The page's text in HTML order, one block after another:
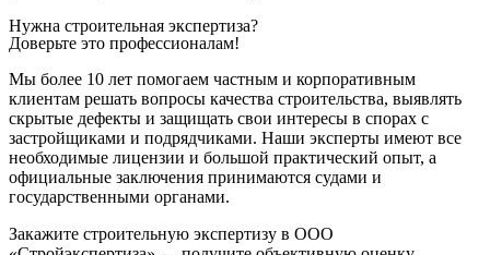
Нужна строительная экспертиза?
Доверьте это профессионалам!
Мы более 10 лет помогаем частным и корпоративным
клиентам решать вопросы качества строительства, выявлять
скрытые дефекты и защищать свои интересы в спорах с
застройщиками и подрядчиками. Наши эксперты имеют все
необходимые лицензии и большой практический опыт, а
официальные заключения принимаются судами и
государственными органами.
Закажите строительную экспертизу в ООО